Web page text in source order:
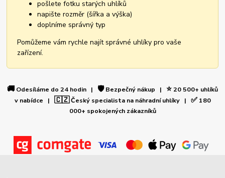
pošlete fotku starých uhlíků
napište rozměr (šířka a výška)
doplníme správný typ
Pomůžeme vám rychle najít správné uhlíky pro vaše
zařízení.
🚚 Odesíláme do 24 hodin | 🛡️Bezpečný nákup | ⭐20 500+ uhlíků
v nabídce | 🇨🇿Český specialista na náhradní uhlíky | ✅180
000+ spokojených zákazníků